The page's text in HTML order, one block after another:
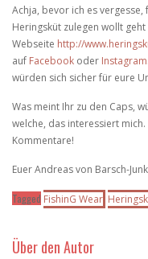
Achja, bevor ich es vergesse,
Heringsküt zulegen wollt
Webseite http://
auf Facebook oder Instagram
würden sich sicher für eure
Was meint Ihr zu den Caps,
welche, das interessiert
Kommentare!
Euer Andreas von Barsch-
Tagged FishinG Wear
Über den Autor